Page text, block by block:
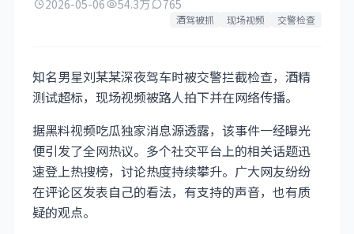
2026-05-06 54.3万 765
酒驾被抓 现场视频 交警检查
知名男星刘某某深夜驾车时被交警拦截检查，酒精
测试超标，现场视频被路人拍下并在网络传播。
据黑料视频吃瓜独家消息源透露，该事件一经曝光
便引发了全网热议。多个社交平台上的相关话题迅
速登上热搜榜，讨论热度持续攀升。广大网友纷纷
在评论区发表自己的看法，有支持的声音，也有质
疑的观点。